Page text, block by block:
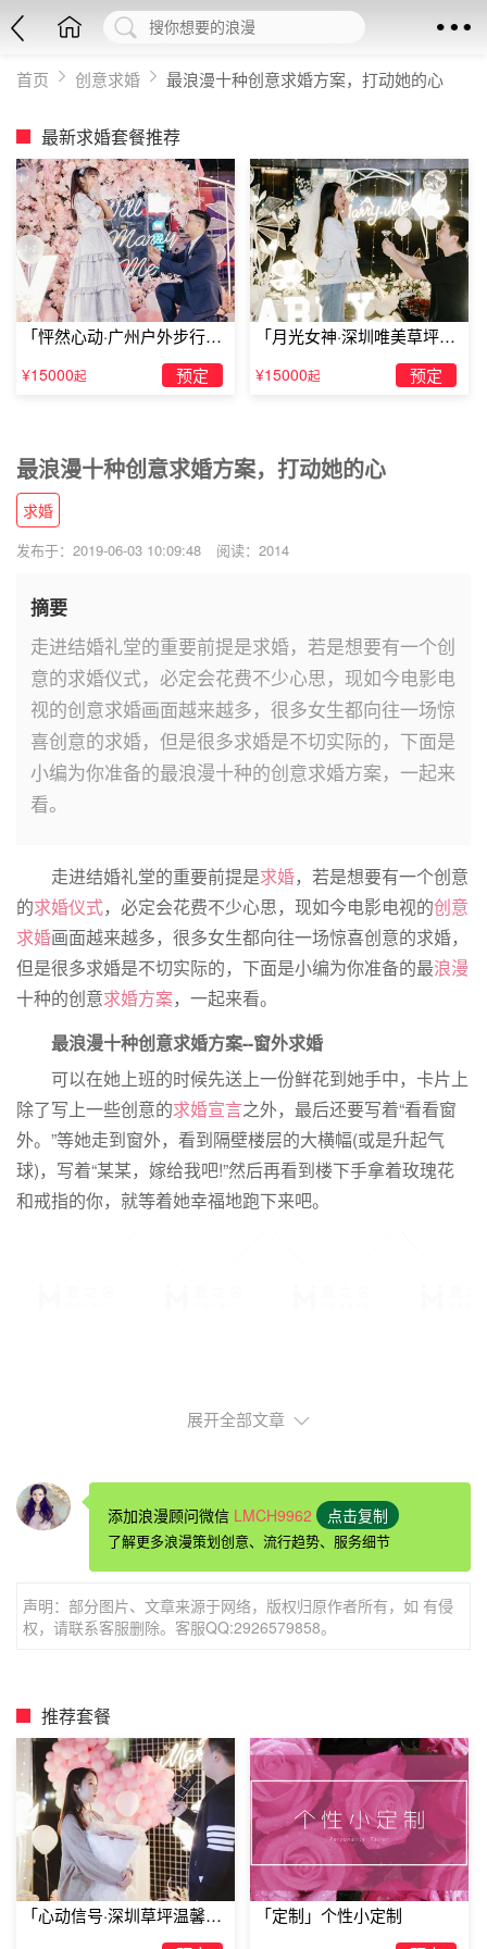
首页 创意求婚 最浪漫十种创意求婚方案，打动她的心
最新求婚套餐推荐
「怦然心动·广州户外步行街
求婚」
¥15000起 预定
「月光女神·深圳唯美草坪浪
漫求婚」
¥15000起 预定
最浪漫十种创意求婚方案，打动她的心
求婚
发布于：2019-06-03 10:09:48 阅读：2014
摘要
走进结婚礼堂的重要前提是求婚，若是想要有一个创
意的求婚仪式，必定会花费不少心思，现如今电影电
视的创意求婚画面越来越多，很多女生都向往一场惊
喜创意的求婚，但是很多求婚是不切实际的，下面是
小编为你准备的最浪漫十种的创意求婚方案，一起来
看。
走进结婚礼堂的重要前提是求婚，若是想要有一个创意
的求婚仪式，必定会花费不少心思，现如今电影电视的创意
求婚画面越来越多，很多女生都向往一场惊喜创意的求婚，
但是很多求婚是不切实际的，下面是小编为你准备的最浪漫
十种的创意求婚方案，一起来看。
最浪漫十种创意求婚方案--窗外求婚
可以在她上班的时候先送上一份鲜花到她手中，卡片上
除了写上一些创意的求婚宣言之外，最后还要写着“看看窗
外。”等她走到窗外，看到隔壁楼层的大横幅(或是升起气
球)，写着“某某，嫁给我吧!”然后再看到楼下手拿着玫瑰花
和戒指的你，就等着她幸福地跑下来吧。
她去参加了一项极限运动后向她求婚，例如：你可以在一天
的攀岩活动之后，站在山峰的至高点向她求婚。或是跳伞时
在半空中求婚，潜水时在深海中求婚，如此等等。
最浪漫十种创意求婚方案--让侍者帮你求婚
你可以在吃饭的中间，提前把定好的鲜花给侍者，侍者
拿一只鲜花，送给女友的时候替你说出求婚告白，然后离
去，求婚告白最好选一个吉利的数字，比如9句话，这样侍
展开全部文章
添加浪漫顾问微信 LMCH9962 点击复制
了解更多浪漫策划创意、流行趋势、服务细节
声明：部分图片、文章来源于网络，版权归原作者所有，如 有侵
权，请联系客服删除。客服QQ:2926579858。
推荐套餐
「心动信号·深圳草坪温馨求
「定制」个性小定制